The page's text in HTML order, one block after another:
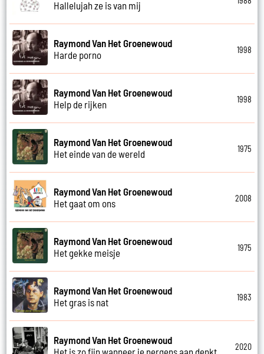
Hallelujah ze is van mij
Raymond Van Het Groenewoud
Harde porno
1998
Raymond Van Het Groenewoud
Help de rijken
1998
Raymond Van Het Groenewoud
Het einde van de wereld
1975
Raymond Van Het Groenewoud
Het gaat om ons
2008
Raymond Van Het Groenewoud
Het gekke meisje
1975
Raymond Van Het Groenewoud
Het gras is nat
1983
Raymond Van Het Groenewoud
Het is zo fijn wanneer je nergens aan denkt
2020